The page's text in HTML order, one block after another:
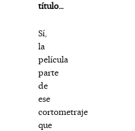
título…
Sí,
la
película
parte
de
ese
cortometraje
que